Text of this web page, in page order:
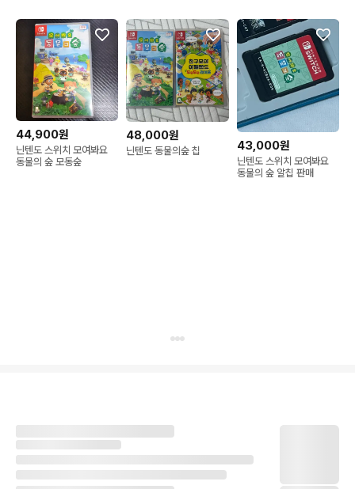
44,900원
닌텐도 스위치 모여봐요
동물의 숲 모동숲
48,000원
닌텐도 동물의숲 칩 43,000원
닌텐도 스위치 모여봐요
동물의 숲 알칩 판매